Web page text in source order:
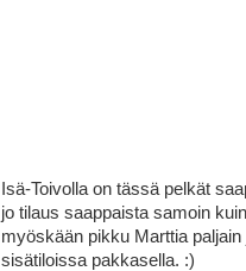
Isä-Toivolla on tässä pelkät
jo tilaus saappaista samoin
myöskään pikku Marttia
sisätiloissa pakkasella. :)